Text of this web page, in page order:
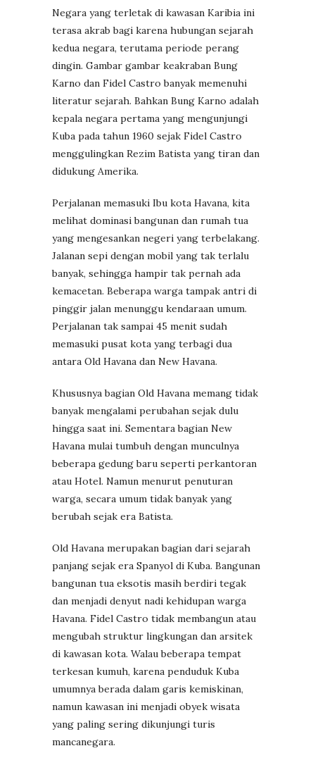
Negara yang terletak di kawasan Karibia ini
terasa akrab bagi karena hubungan sejarah
kedua negara, terutama periode perang
dingin. Gambar gambar keakraban Bung
Karno dan Fidel Castro banyak memenuhi
literatur sejarah. Bahkan Bung Karno adalah
kepala negara pertama yang mengunjungi
Kuba pada tahun 1960 sejak Fidel Castro
menggulingkan Rezim Batista yang tiran dan
didukung Amerika.
Perjalanan memasuki Ibu kota Havana, kita
melihat dominasi bangunan dan rumah tua
yang mengesankan negeri yang terbelakang.
Jalanan sepi dengan mobil yang tak terlalu
banyak, sehingga hampir tak pernah ada
kemacetan. Beberapa warga tampak antri di
pinggir jalan menunggu kendaraan umum.
Perjalanan tak sampai 45 menit sudah
memasuki pusat kota yang terbagi dua
antara Old Havana dan New Havana.
Khususnya bagian Old Havana memang tidak
banyak mengalami perubahan sejak dulu
hingga saat ini. Sementara bagian New
Havana mulai tumbuh dengan munculnya
beberapa gedung baru seperti perkantoran
atau Hotel. Namun menurut penuturan
warga, secara umum tidak banyak yang
berubah sejak era Batista.
Old Havana merupakan bagian dari sejarah
panjang sejak era Spanyol di Kuba. Bangunan
bangunan tua eksotis masih berdiri tegak
dan menjadi denyut nadi kehidupan warga
Havana. Fidel Castro tidak membangun atau
mengubah struktur lingkungan dan arsitek
di kawasan kota. Walau beberapa tempat
terkesan kumuh, karena penduduk Kuba
umumnya berada dalam garis kemiskinan,
namun kawasan ini menjadi obyek wisata
yang paling sering dikunjungi turis
mancanegara.